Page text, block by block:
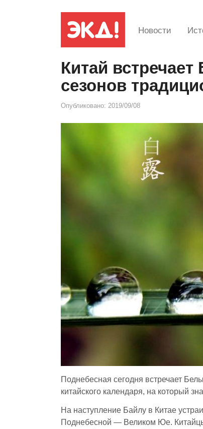
Новости
Китай
сезонов
Опубликовано: 2019/09/08
Поднебесная сегодня встречает
китайского календаря, на который
На наступление Байлу в Китае
Поднебесной — Великом Юе. Китайцы